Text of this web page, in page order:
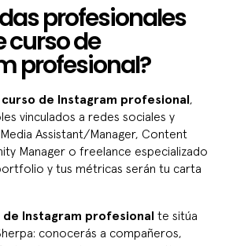
profesionales
curso de
profesional?
curso de Instagram profesional,
vinculados a redes sociales y
Assistant/Manager, Content
Manager o freelance especializado
y tus métricas serán tu carta
de Instagram profesional te sitúa
conocerás a compañeros,